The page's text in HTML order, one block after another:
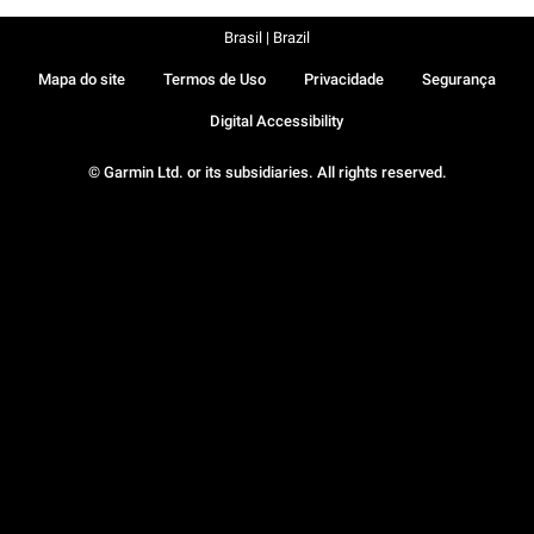
© Garmin Ltd. or its subsidiaries. All rights reserved.
Mapa do site Termos de Uso Privacidade Segurança
Digital Accessibility
Brasil | Brazil